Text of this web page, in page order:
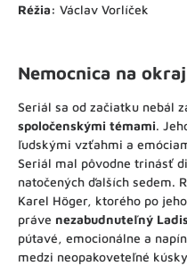
Réžia: Václav Vorlíček
Nemocnica na
Seriál sa od začiatku nebál
spoločenskými témami.
ľudskými vzťahmi a
Seriál mal pôvodne trinásť
natočených ďalších sedem.
Karel Höger, ktorého po
práve nezabudnuteľný
pútavé, emocionálne a
medzi neopakoveteľné